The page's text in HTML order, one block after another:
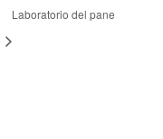
Laboratorio del pane